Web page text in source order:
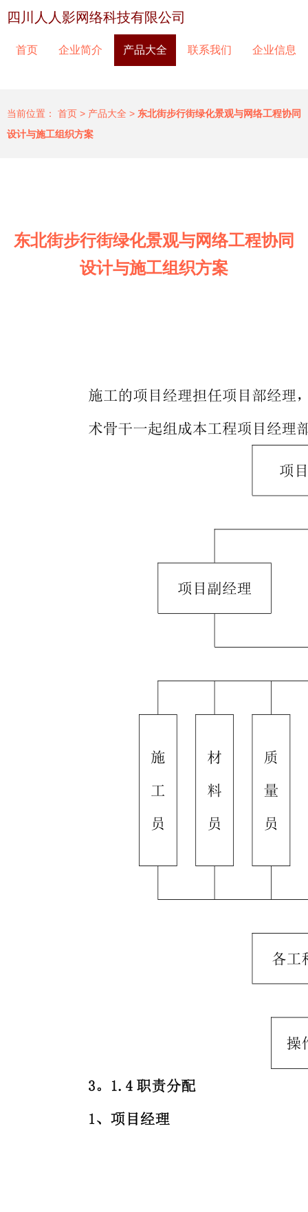
四川人人影网络科技有限公司
首页 企业简介 产品大全 联系我们 企业信息
当前位置： 首页 > 产品大全 > 东北街步行街绿化景观与网络工程协同
设计与施工组织方案
东北街步行街绿化景观与网络工程协同
设计与施工组织方案